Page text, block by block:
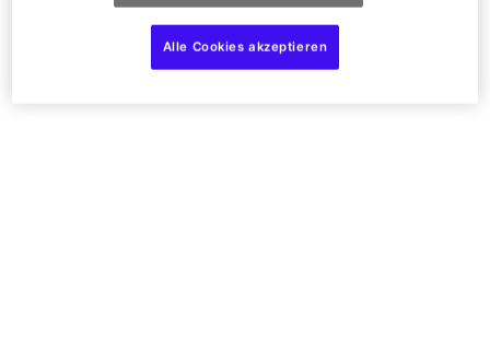
Alle Cookies akzeptieren